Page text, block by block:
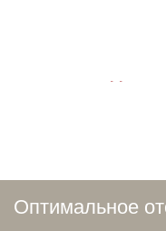
Оптимальное